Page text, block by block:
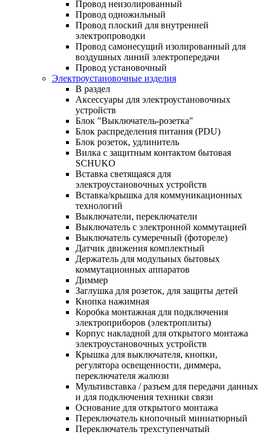
Провод неизолированный
Провод одножильный
Провод плоский для внутренней
электропроводки
Провод самонесущий изолированный для
воздушных линий электропередачи
Провод установочный
Электроустановочные изделия
В раздел
Аксессуары для электроустановочных
устройств
Блок "Выключатель-розетка"
Блок распределения питания (PDU)
Блок розеток, удлинитель
Вилка с защитным контактом бытовая
SCHUKO
Вставка светящаяся для
электроустановочных устройств
Вставка/крышка для коммуникационных
технологий
Выключатели, переключатели
Выключатель с электронной коммутацией
Выключатель сумеречный (фотореле)
Датчик движения комплектный
Держатель для модульных бытовых
коммутационных аппаратов
Диммер
Заглушка для розеток, для защиты детей
Кнопка нажимная
Коробка монтажная для подключения
электроприборов (электроплиты)
Корпус накладной для открытого монтажа
электроустановочных устройств
Крышка для выключателя, кнопки,
регулятора освещенности, диммера,
переключателя жалюзи
Мультивставка / разъем для передачи данных
и для подключения техники связи
Основание для открытого монтажа
Переключатель кнопочный миниатюрный
Переключатель трехступенчатый